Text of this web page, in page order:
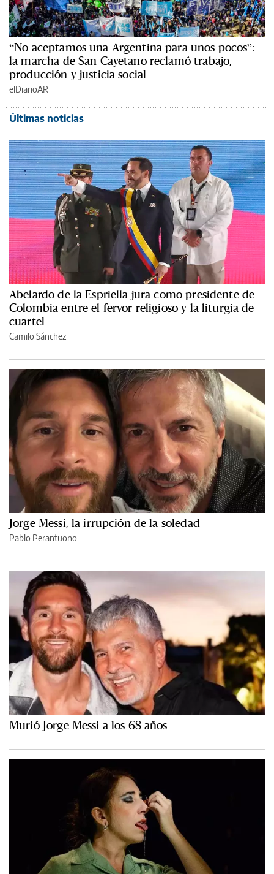
“No aceptamos una Argentina para unos pocos”:
la marcha de San Cayetano reclamó trabajo,
producción y justicia social
elDiarioAR
Últimas noticias
Abelardo de la Espriella jura como presidente de
Colombia entre el fervor religioso y la liturgia de
cuartel
Camilo Sánchez
Jorge Messi, la irrupción de la soledad
Pablo Perantuono
Murió Jorge Messi a los 68 años